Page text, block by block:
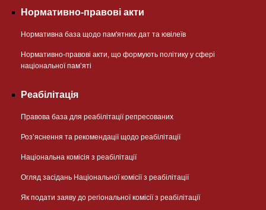
Нормативно-правові акти
Нормативна база щодо пам'ятних дат та ювілеїв
Нормативно-правові акти, що формують політику у сфері
національної памʼяті
Реабілітація
Правова база для реабілітації репресованих
Розʼяснення та рекомендації щодо реабілітації
Національна комісія з реабілітації
Огляд засідань Національної комісії з реабілітації
Як подати заяву до регіональної комісії з реабілітації